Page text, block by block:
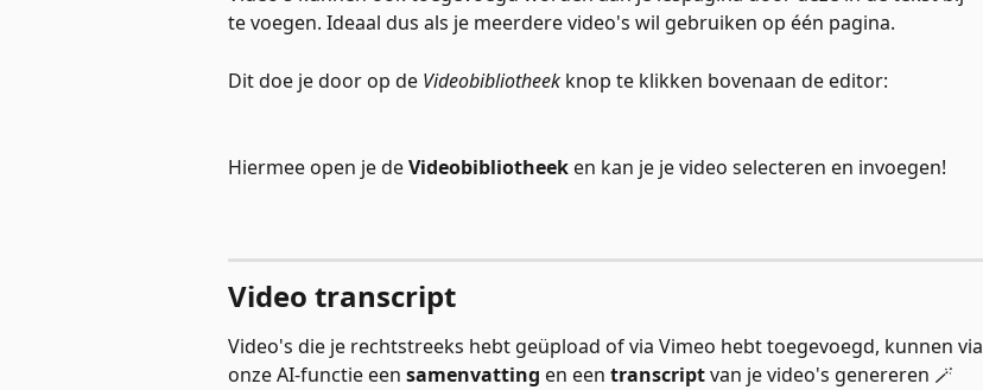
te voegen. Ideaal dus als je meerdere video's wil gebruiken op één pagina.
Dit doe je door op de Videobibliotheek knop te klikken bovenaan de editor:
Hiermee open je de Videobibliotheek en kan je je video selecteren en invoegen!
Video transcript
Video's die je rechtstreeks hebt geüpload of via Vimeo hebt toegevoegd, kunnen via
onze AI-functie een samenvatting en een transcript van je video's genereren 🪄